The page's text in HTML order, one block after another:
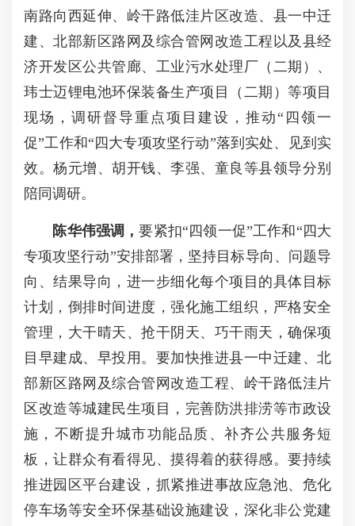
南路向西延伸、岭干路低洼片区改造、县一中迁
建、北部新区路网及综合管网改造工程以及县经
济开发区公共管廊、工业污水处理厂（二期）、
玮士迈锂电池环保装备生产项目（二期）等项目
现场，调研督导重点项目建设，推动“四领一
促”工作和“四大专项攻坚行动”落到实处、见到实
效。杨元增、胡开钱、李强、童良等县领导分别
陪同调研。
陈华伟强调，要紧扣“四领一促”工作和“四大
专项攻坚行动”安排部署，坚持目标导向、问题导
向、结果导向，进一步细化每个项目的具体目标
计划，倒排时间进度，强化施工组织，严格安全
管理，大干晴天、抢干阴天、巧干雨天，确保项
目早建成、早投用。要加快推进县一中迁建、北
部新区路网及综合管网改造工程、岭干路低洼片
区改造等城建民生项目，完善防洪排涝等市政设
施，不断提升城市功能品质、补齐公共服务短
板，让群众有看得见、摸得着的获得感。要持续
推进园区平台建设，抓紧推进事故应急池、危化
停车场等安全环保基础设施建设，深化非公党建